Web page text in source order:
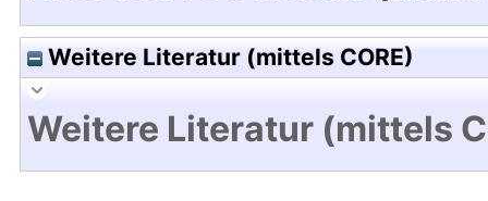
Weitere Literatur (mittels CORE)
Weitere Literatur (mittels